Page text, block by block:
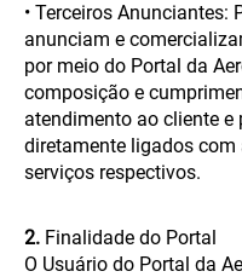
• Terceiros Anunciantes:
anunciam e
por meio do Portal da
composição e
atendimento ao cliente e
diretamente ligados
serviços respectivos.
2. Finalidade do Portal
O Usuário do Portal da